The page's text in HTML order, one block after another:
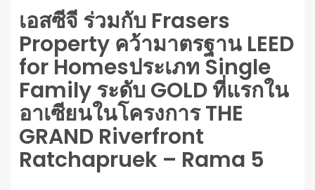
เอสซีจี ร่วมกับ Frasers
Property คว้ามาตรฐาน LEED
for Homesประเภท Single
Family ระดับ GOLD ที่แรกใน
อาเซียนในโครงการ THE
GRAND Riverfront
Ratchapruek – Rama 5